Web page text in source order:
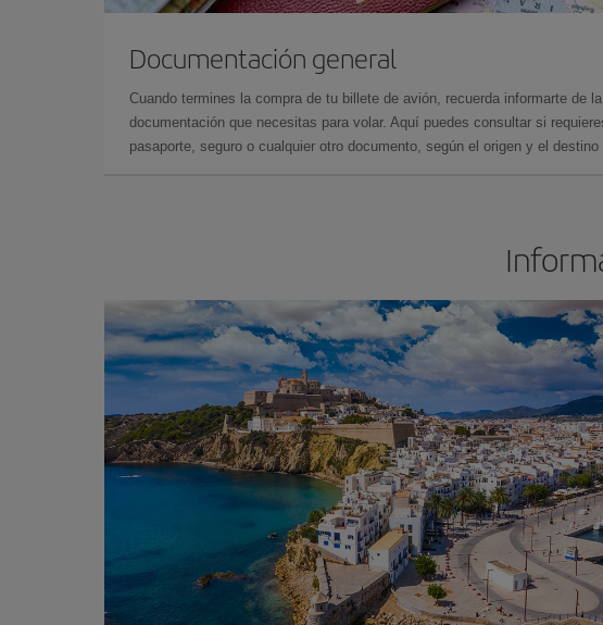
Documentación general
Cuando termines la compra de tu billete de avión, recuerda informarte de la
documentación que necesitas para volar. Aquí puedes consultar si
pasaporte, seguro o cualquier otro documento, según el origen y el destino